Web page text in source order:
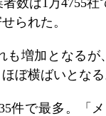
数は1万4755
られた。
も増加となるが
ぼ横ばいとなる
件で最多。「